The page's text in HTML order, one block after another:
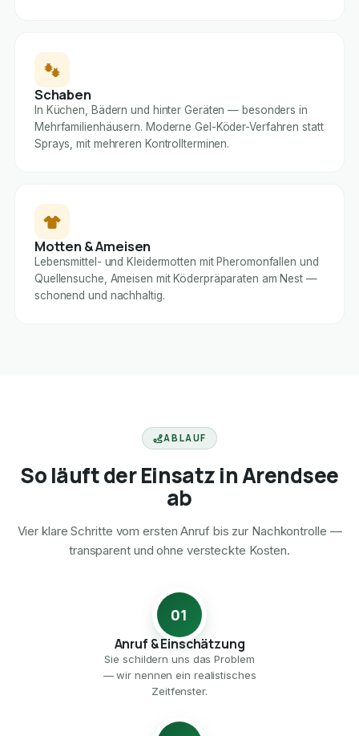
Schaben
In Küchen, Bädern und hinter Geräten — besonders in
Mehrfamilienhäusern. Moderne Gel-Köder-Verfahren statt
Sprays, mit mehreren Kontrollterminen.
Motten & Ameisen
Lebensmittel- und Kleidermotten mit Pheromonfallen und
Quellensuche, Ameisen mit Köderpräparaten am Nest —
schonend und nachhaltig.
ABLAUF
So läuft der Einsatz in Arendsee
ab
Vier klare Schritte vom ersten Anruf bis zur Nachkontrolle —
transparent und ohne versteckte Kosten.
01
Anruf & Einschätzung
Sie schildern uns das Problem
— wir nennen ein realistisches
Zeitfenster.